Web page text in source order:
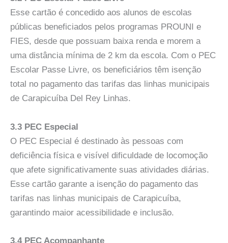
Esse cartão é concedido aos alunos de escolas
públicas beneficiados pelos programas PROUNI e
FIES, desde que possuam baixa renda e morem a
uma distância mínima de 2 km da escola. Com o PEC
Escolar Passe Livre, os beneficiários têm isenção
total no pagamento das tarifas das linhas municipais
de Carapicuíba Del Rey Linhas.
3.3 PEC Especial
O PEC Especial é destinado às pessoas com
deficiência física e visível dificuldade de locomoção
que afete significativamente suas atividades diárias.
Esse cartão garante a isenção do pagamento das
tarifas nas linhas municipais de Carapicuíba,
garantindo maior acessibilidade e inclusão.
3.4 PEC Acompanhante